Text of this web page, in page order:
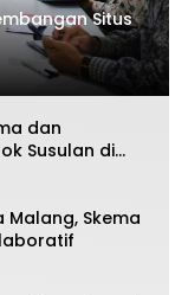
Situs
dan
Susulan di
Skema